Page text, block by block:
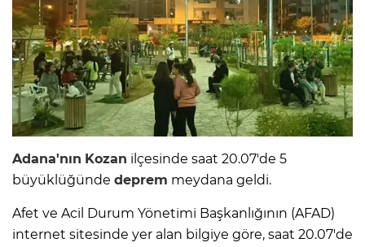
Adana'nın Kozan ilçesinde saat 20.07'de 5
büyüklüğünde deprem meydana geldi.
Afet ve Acil Durum Yönetimi Başkanlığının (AFAD)
internet sitesinde yer alan bilgiye göre, saat 20.07'de